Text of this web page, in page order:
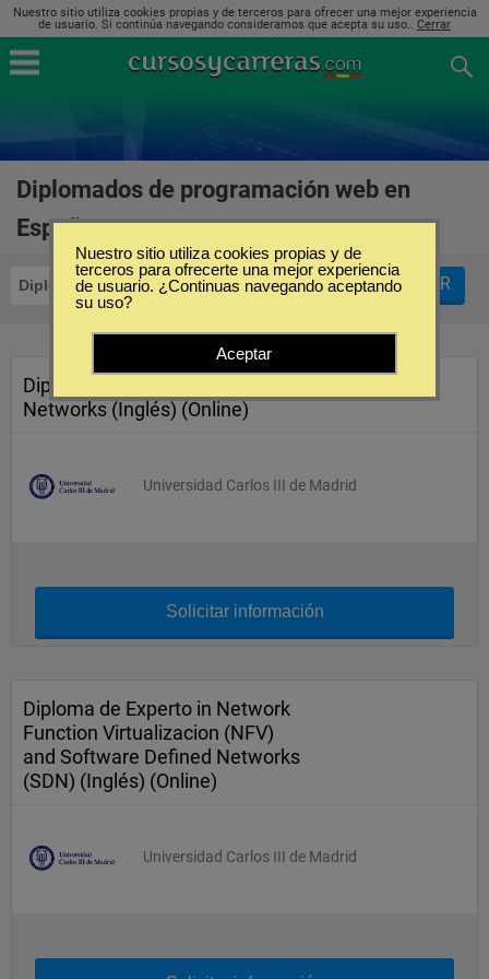
Nuestro sitio utiliza cookies propias y de terceros para ofrecer una mejor experiencia
de usuario. Si continúa navegando consideramos que acepta su uso.. Cerrar
Diplomados de programación web en
España
Diplomados Programación Web FILTRAR
Diploma de Experto in 5G
Networks (Inglés) (Online)
Universidad Carlos III de Madrid
Solicitar información
Diploma de Experto in Network
Function Virtualizacion (NFV)
and Software Defined Networks
(SDN) (Inglés) (Online)
Universidad Carlos III de Madrid
Nuestro sitio utiliza cookies propias y de
terceros para ofrecerte una mejor experiencia
de usuario. ¿Continuas navegando aceptando
su uso?
Aceptar